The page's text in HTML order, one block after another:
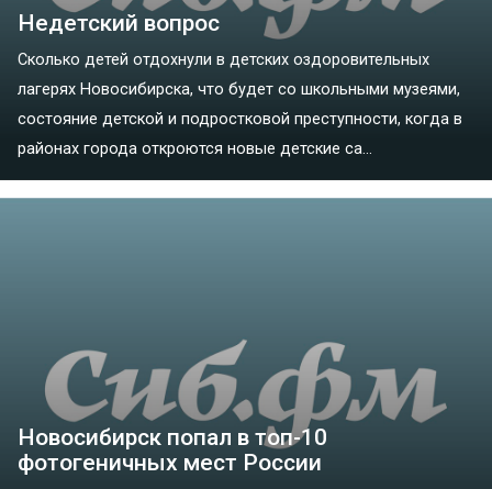
Недетский вопрос
Сколько детей отдохнули в детских оздоровительных
лагерях Новосибирска, что будет со школьными музеями,
состояние детской и подростковой преступности, когда в
районах города откроются новые детские са...
Новосибирск попал в топ-10
фотогеничных мест России